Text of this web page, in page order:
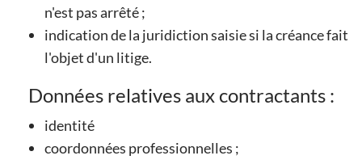
n'est pas arrêté ;
indication de la juridiction saisie si la créance fait
l'objet d'un litige.
Données relatives aux contractants :
identité
coordonnées professionnelles ;